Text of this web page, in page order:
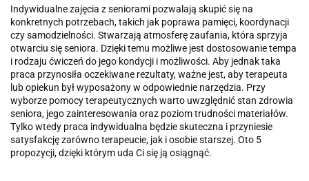
Indywidualne zajęcia z seniorami pozwalają skupić się na
konkretnych potrzebach, takich jak poprawa pamięci, koordynacji
czy samodzielności. Stwarzają atmosferę zaufania, która sprzyja
otwarciu się seniora. Dzięki temu możliwe jest dostosowanie tempa
i rodzaju ćwiczeń do jego kondycji i możliwości. Aby jednak taka
praca przynosiła oczekiwane rezultaty, ważne jest, aby terapeuta
lub opiekun był wyposażony w odpowiednie narzędzia. Przy
wyborze pomocy terapeutycznych warto uwzględnić stan zdrowia
seniora, jego zainteresowania oraz poziom trudności materiałów.
Tylko wtedy praca indywidualna będzie skuteczna i przyniesie
satysfakcję zarówno terapeucie, jak i osobie starszej. Oto 5
propozycji, dzięki którym uda Ci się ją osiągnąć.